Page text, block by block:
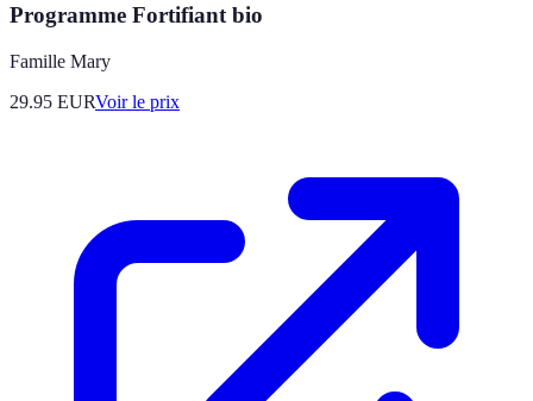
Programme Fortifiant bio
Famille Mary
29.95 EURVoir le prix